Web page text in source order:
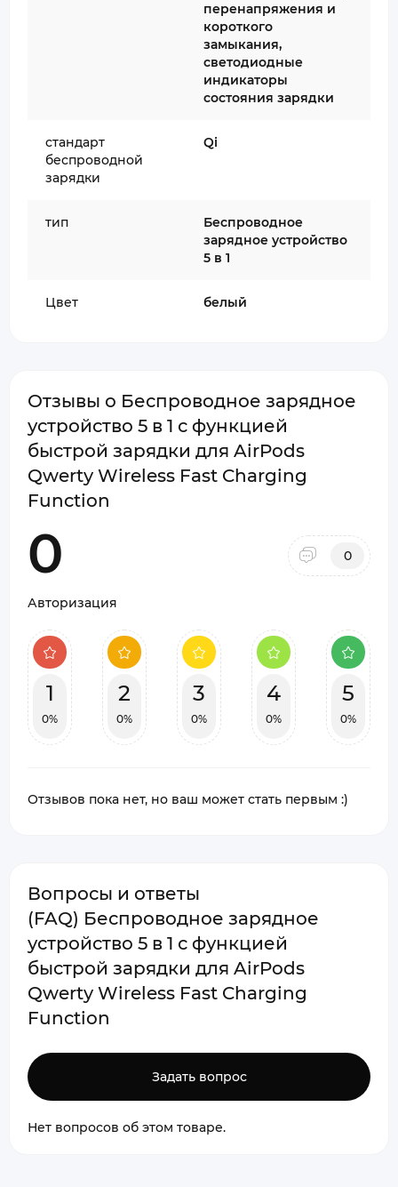
перенапряжения и
короткого
замыкания,
светодиодные
индикаторы
состояния зарядки
стандарт
беспроводной
зарядки
Qi
тип
Беспроводное
зарядное устройство
5 в 1
Цвет белый
Отзывы о Беспроводное зарядное
устройство 5 в 1 с функцией
быстрой зарядки для AirPods
Qwerty Wireless Fast Charging
Function
0 0
Авторизация
1
0%
2
0%
3
0%
4
0%
5
0%
Отзывов пока нет, но ваш может стать первым :)
Вопросы и ответы
(FAQ) Беспроводное зарядное
устройство 5 в 1 с функцией
быстрой зарядки для AirPods
Qwerty Wireless Fast Charging
Function
Задать вопрос
Нет вопросов об этом товаре.